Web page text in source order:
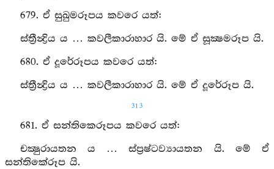
679. ඒ සුඛුමරූපය කවරෙ යත්:
ස්ත්‍රීන්‍ද්‍රිය ය … කවලීකාරාහාර යි. මේ ඒ සූක්‍ෂමරූප යි.
680. ඒ දූරේරූපය කවරෙ යත්:
ස්ත්‍රීන්‍ද්‍රිය ය … කවලීකාරාහාර යි. මේ ඒ දූරේරූප යි.
313
681. ඒ සන්තිකෙරූපය කවරෙ යත්:
චක්‍ෂුරායතන ය … ස්ප්‍රෂ්ටව්‍යායතන යි. මේ ඒ
සන්තිකේරූප යි.